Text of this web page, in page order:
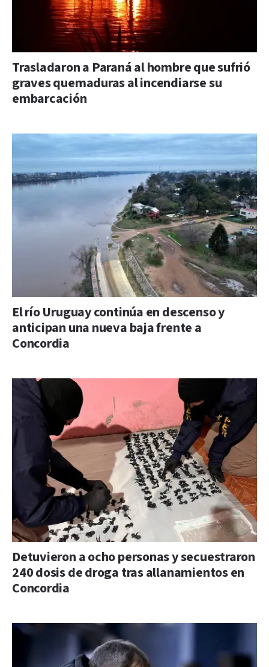
Trasladaron a Paraná al hombre que sufrió
graves quemaduras al incendiarse su
embarcación
El río Uruguay continúa en descenso y
anticipan una nueva baja frente a
Concordia
Detuvieron a ocho personas y secuestraron
240 dosis de droga tras allanamientos en
Concordia